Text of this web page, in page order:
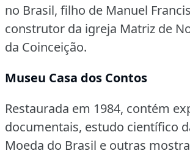
no Brasil, filho de Manuel
construtor da igreja Matriz de
da Coinceição.
Museu Casa dos Contos
Restaurada em 1984, contém
documentais, estudo científico
Moeda do Brasil e outras